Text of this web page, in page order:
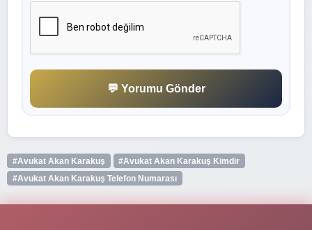
💬 Yorumu Gönder
#Avukat Akan Karakuş
#Avukat Akan Karakuş Kimdir
#Avukat Akan Karakuş Telefon Numarası